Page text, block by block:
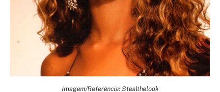
Imagem/Referência: Stealthelook